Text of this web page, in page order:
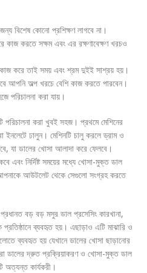
জন্য বিশেষ কোনো প্রশিক্ষণ লাগবে না।
কাজ করতে সক্ষম এবং এর রক্ষণাবেক্ষণ খরচও
কাজ করে তাই সময় এবং শ্রম দুইই সাশ্রয় হয়।
আপনি অল্প খরচে বেশি কাজ করতে পারবেন।
পরিচালনা করা যায়।
পরিচালনা করা খুবই সহজ। প্রথমে মেশিনের
ইনলেটে ঢালুন। মেশিনটি চালু করলে ড্রাম ও
যা ডালের খোসা আলাদা করে ফেলবে।
এবং নির্দিষ্ট সময়ের মধ্যে খোসা-মুক্ত ডাল
আউটলেট থেকে সেগুলো সংগ্রহ করতে
প্রধানত বড় বড় মসুর ডাল প্রসেসিং কারখানা,
প্রতিষ্ঠানে ব্যবহৃত হয়। এছাড়াও এটি মাঝারি ও
ব্যবহৃত হয় যেখানে ডালের খোসা ছাড়ানোর
ডালের দ্রুত প্রক্রিয়াকরণ ও খোসা-মুক্ত ডাল
অত্যন্ত কার্যকরী।